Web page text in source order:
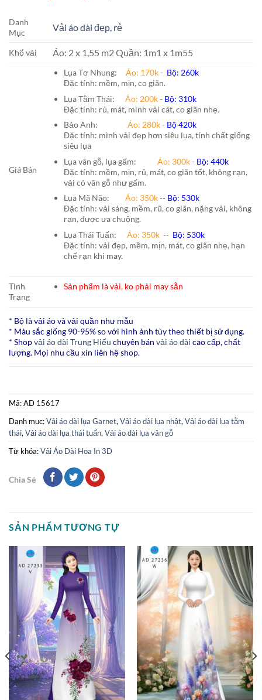
Danh
Mục
Vải áo dài đẹp, rẻ
Khổ vải Áo: 2 x 1,55 m2 Quần: 1m1 x 1m55
Giá Bán
Lụa Tơ Nhung: Áo: 170k- Bộ: 260k
Đặc tính: mềm, mịn, co giãn.
Lụa Tằm Thái: Áo: 200k- Bộ: 310k
Đặc tính: rủ, mát, mình vải cát, co giãn nhẹ.
Bảo Anh: Áo: 280k- Bộ 420k
Đặc tính: mình vải đẹp hơn siêu lụa, tính chất giống
siêu lụa
Lụa vân gỗ, lụa gấm: Áo: 300k- Bộ: 440k
Đặc tính: mềm, mịn, rủ, mát, co giãn tốt, không rạn,
vải có vân gỗ như gấm.
Lụa Mã Não: Áo: 350k-- Bộ: 530k
Đặc tính: vải sáng, mềm, rũ, co giãn, nặng vải, không
rạn, được ưa chuộng.
Lụa Thái Tuấn: Áo: 350k-- Bộ: 530k
Đặc tính: vải đẹp, mềm, mịn, mát, co giãn nhẹ, hạn
chế rạn khi may.
Tình
Trạng
Sản phẩm là vải, ko phải may sẵn
* Bộ là vải áo và vải quần như mẫu
* Màu sắc giống 90-95% so với hình ảnh tùy theo thiết bị sử dụng.
* Shopvải áo dài Trung Hiếu chuyên bán vải áo dài cao cấp, chất
lượng. Mọi nhu cầu xin liên hệ shop.
Mã:AD 15617
Danh mục:Vải áo dài lụa Garnet, Vải áo dài lụa nhật, Vải áo dài lụa tằm
thái, Vải áo dài lụa thái tuấn, Vải áo dài lụa vân gỗ
Từ khóa:Vải Áo Dài Hoa In 3D
Chia Sẻ
SẢN PHẨM TƯƠNG TỰ